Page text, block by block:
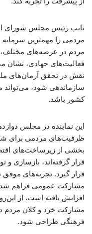
نایب رئیس مجلس شورای
مردمی را مهمترین
مردم در عرصه‌های مختلف،
فعالیت‌های جهادی، نشان
نقش در تحقق آرمان‌های
سازماندهی شود، می‌تواند
کشور باشد.
این نماینده در مجلس
ظرفیت‌های مردمی برای
بخشی از زیرساخت‌های
قرار گرفته‌اند، بازسازی
قرار گیرد. تجربه‌های
مشارکت عمومی فراهم
افزایش یافته است. از
مشارکت خرد و کلان مردم
فرهنگی طراحی شود.